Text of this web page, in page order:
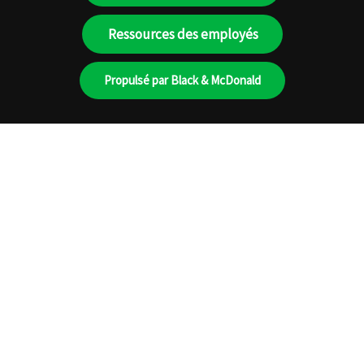
Ressources des employés
Propulsé par Black & McDonald